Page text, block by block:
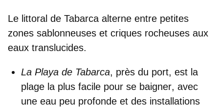
Le littoral de Tabarca alterne entre petites
zones sablonneuses et criques rocheuses aux
eaux translucides.
La Playa de Tabarca, près du port, est la
plage la plus facile pour se baigner, avec
une eau peu profonde et des installations